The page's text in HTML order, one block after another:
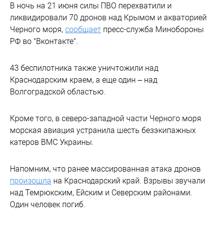
В ночь на 21 июня силы ПВО перехватили и
ликвидировали 70 дронов над Крымом и акваторией
Черного моря, сообщает пресс-служба Минобороны
РФ во "Вконтакте".
43 беспилотника также уничтожили над
Краснодарским краем, а еще один – над
Волгоградской областью.
Кроме того, в северо-западной части Черного моря
морская авиация устранила шесть безэкипажных
катеров ВМС Украины.
Напомним, что ранее массированная атака дронов
произошла на Краснодарский край. Взрывы звучали
над Темрюкским, Ейским и Северским районами.
Один человек погиб.